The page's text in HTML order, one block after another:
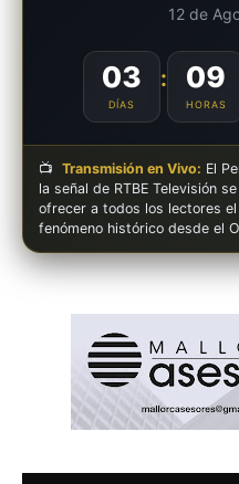
12 de
03
DÍAS
: 09
HORAS
📺 Transmisión en Vivo: El
la señal de RTBE Televisión
ofrecer a todos los lectores
fenómeno histórico desde el